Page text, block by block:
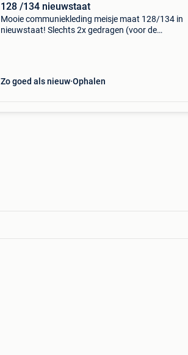
128 /134 nieuwstaat
Mooie communiekleding meisje maat 128/134 in
nieuwstaat! Slechts 2x gedragen (voor de
Zo goed als nieuw Ophalen